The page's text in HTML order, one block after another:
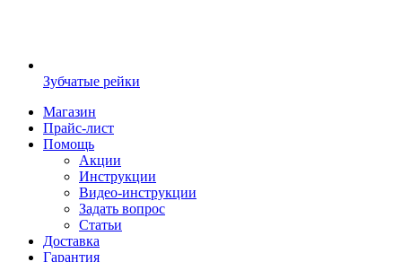
Зубчатые рейки
Магазин
Прайс-лист
Помощь
Акции
Инструкции
Видео-инструкции
Задать вопрос
Статьи
Доставка
Гарантия